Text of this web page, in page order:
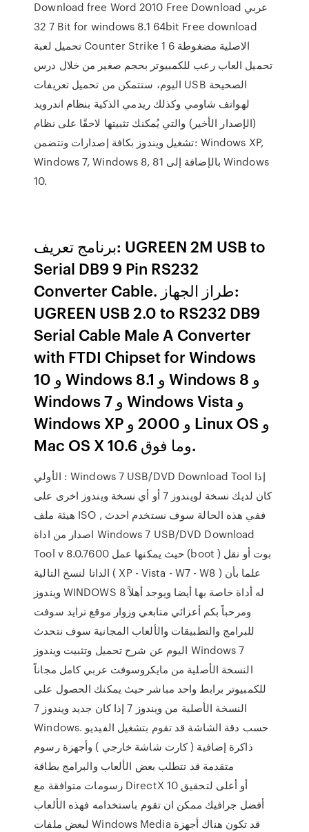
Download free Word 2010 Free Download عربي
7 32 Bit for windows 8.1 64bit Free download
تحميل لعبة Counter Strike 1 6 الاصلية مضغوطة
تحميل العاب رعب للكمبيوتر بحجم صغير من خلال درس
اليوم، ستتمكن من تحميل تعريفات USB الصحيحة
لهواتف شاومي وكذلك ريدمي الذكية بنظام اندرويد
(الإصدار الأخير) والتي يُمكنك تثبيتها لاحقًا على نظام
تشغيل ويندوز بكافة إصدارات وتتضمن: Windows XP,
Windows 7, Windows 8, 81 بالإضافة إلى Windows
10.
برنامج تعريف: UGREEN 2M USB to
Serial DB9 9 Pin RS232
Converter Cable. طراز الجهاز:
UGREEN USB 2.0 to RS232 DB9
Serial Cable Male A Converter
with FTDI Chipset for Windows
10 و Windows 8.1 و Windows 8 و
Windows 7 و Windows Vista و
Windows XP و 2000 و Linux OS و
Mac OS X 10.6 وما فوق.
الأولي : Windows 7 USB/DVD Download Tool إذا
كان لديك نسخة لويندوز 7 أو أي نسخة ويندوز اخرى على
هيئة ملف ISO , ففي هذه الحالة سوف نستخدم احدث
اصدار من اداة Windows 7 USB/DVD Download
Tool v 8.0.7600 حيث يمكنها عمل (boot ) بوت أو نقل
الداتا لنسخ التالية ( XP - Vista - W7 - W8 ) علما بأن
ويندوز WINDOWS 8 له أداة خاصة بها أيضا ويوجد أهلاً
ومرحباً بكم أعزائي متابعي وزوار موقع ترايد سوفت
للبرامج والتطبيقات والألعاب المجانية سوف نتحدث
اليوم عن شرح تحميل وتثبيت ويندوز Windows 7
النسخة الأصلية من مايكروسوفت عربي كامل مجاناً
للكمبيوتر برابط واحد مباشر حيث يمكنك الحصول على
النسخة الأصلية من ويندوز 7 إذا كان جديد ويندوز 7
Windows. حسب دقة الشاشة قد تقوم بتشغيل الفيديو
ذاكرة إضافية ( كارت شاشة خارجي ) وأجهزة رسوم
متقدمة قد تتطلب بعض الألعاب والبرامج بطاقة
رسومات متوافقة مع DirectX 10 أو أعلى لتحقيق
أفضل جرافيك ممكن ان تقوم باستخدامه فهذه الألعاب
لبعض ملفات Windows Media قد تكون هناك أجهزة